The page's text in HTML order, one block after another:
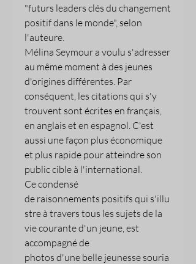
"futurs leaders clés du changement
positif dans le monde", selon
l'auteure.
Mélina Seymour a voulu s'adresser
au même moment à des jeunes
d'origines différentes. Par
conséquent, les citations qui s'y
trouvent sont écrites en français,
en anglais et en espagnol. C'est
aussi une façon plus économique
et plus rapide pour atteindre son
public cible à l'international.
Ce condensé
de raisonnements positifs qui s'illu
stre à travers tous les sujets de la
vie courante d'un jeune, est
accompagné de
photos d'une belle jeunesse souria